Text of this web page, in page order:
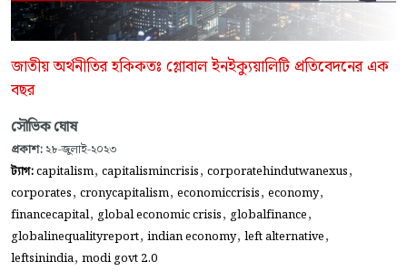
জাতীয় অর্থনীতির হকিকতঃ গ্লোবাল ইনইক্যুয়ালিটি প্রতিবেদনের এক
বছর
সৌভিক ঘোষ
প্রকাশ: ২৮-জুলাই-২০২৩
ট্যাগ:capitalism, capitalismincrisis, corporatehindutwanexus,
corporates, cronycapitalism, economiccrisis, economy,
financecapital, global economic crisis, globalfinance,
globalinequalityreport, indian economy, left alternative,
leftsinindia, modi govt 2.0